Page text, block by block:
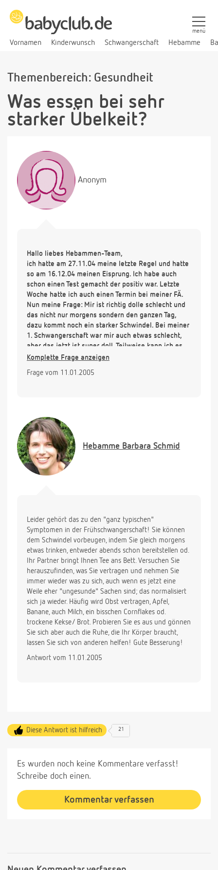
Vornamen Kinderwunsch Schwangerschaft Hebamme
menü
Themenbereich: Gesundheit
Was essen bei sehr
starker Übelkeit?
Anonym
Hallo liebes Hebammen-Team,
ich hatte am 27.11.04 meine letzte Regel und hatte
so am 16.12.04 meinen Eisprung. Ich habe auch
schon einen Test gemacht der positiv war. Letzte
Woche hatte ich auch einen Termin bei meiner FÄ.
Nun meine Frage: Mir ist richtig dolle schlecht und
das nicht nur morgens sondern den ganzen Tag,
dazu kommt noch ein starker Schwindel. Bei meiner
1. Schwangerschaft war mir auch etwas schlecht,
aber das jetzt ist super doll. Teilweise kann ich es
morgens etwas eindämmen, wenn ich einen Apfel
nicht immer, da ich auch so gut wie keinen Appetit
muß man es doch etwas verbessern können, oder?
Ich weiß das es ja dazu gehört, nur so kann ich gar
nichts mehr machen! (Außer im Bett liegen, ich bin
doch nur schwanger und nicht krank.) Das belastet
mich sehr und ich würde mich freuen einen Rat zu
bekommen.
Komplette Frage anzeigen
Frage vom 11.01.2005
Hebamme Barbara Schmid
Leider gehört das zu den "ganz typischen"
Symptomen in der Frühschwangerschaft! Sie können
dem Schwindel vorbeugen, indem Sie gleich morgens
etwas trinken, entweder abends schon bereitstellen od.
Ihr Partner bringt Ihnen Tee ans Bett. Versuchen Sie
herauszufinden, was Sie vertragen und nehmen Sie
immer wieder was zu sich, auch wenn es jetzt eine
Weile eher "ungesunde" Sachen sind; das normalisiert
sich ja wieder. Häufig wird Obst vertragen, Apfel,
Banane, auch Milch, ein bisschen Cornflakes od.
trockene Kekse/ Brot. Probieren Sie es aus und gönnen
Sie sich aber auch die Ruhe, die Ihr Körper braucht,
lassen Sie sich von anderen helfen! Gute Besserung!
Antwort vom 11.01.2005
Diese Antwort ist hilfreich 21
Es wurden noch keine Kommentare verfasst!
Schreibe doch einen.
Kommentar verfassen